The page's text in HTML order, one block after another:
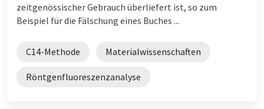
zeitgenössischer Gebrauch überliefert ist, so zum
Beispiel für die Fälschung eines Buches ...
C14-Methode Materialwissenschaften
Röntgenfluoreszenzanalyse